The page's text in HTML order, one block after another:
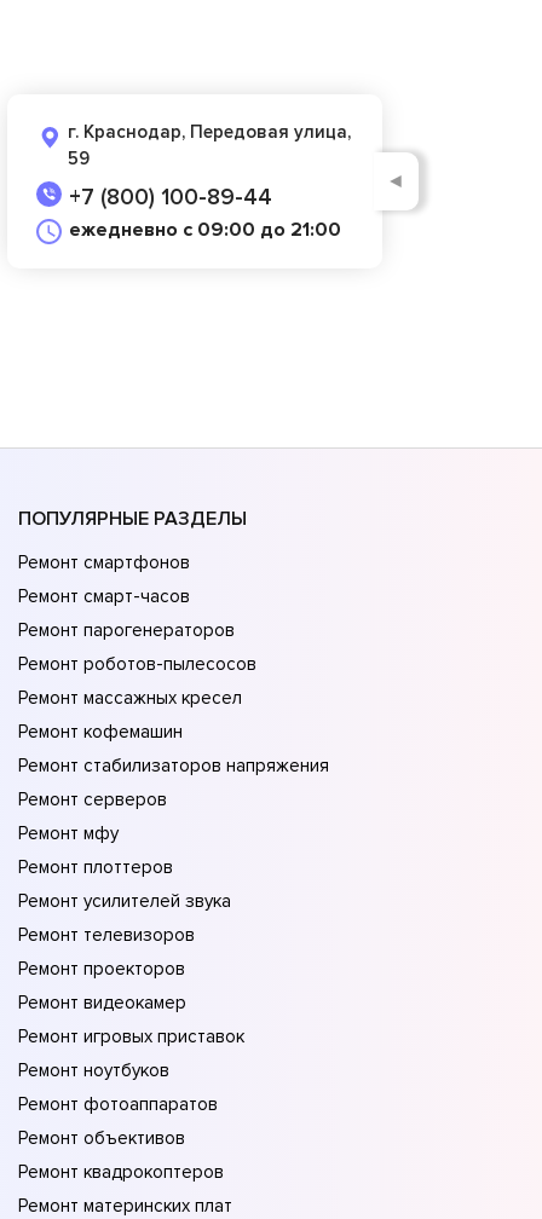
г. Краснодар, Передовая улица,
59
+7 (800) 100-89-44
ежедневно с 09:00 до 21:00
◄
ПОПУЛЯРНЫЕ РАЗДЕЛЫ
Ремонт смартфонов
Ремонт смарт-часов
Ремонт парогенераторов
Ремонт роботов-пылесосов
Ремонт массажных кресел
Ремонт кофемашин
Ремонт стабилизаторов напряжения
Ремонт серверов
Ремонт мфу
Ремонт плоттеров
Ремонт усилителей звука
Ремонт телевизоров
Ремонт проекторов
Ремонт видеокамер
Ремонт игровых приставок
Ремонт ноутбуков
Ремонт фотоаппаратов
Ремонт объективов
Ремонт квадрокоптеров
Ремонт материнских плат